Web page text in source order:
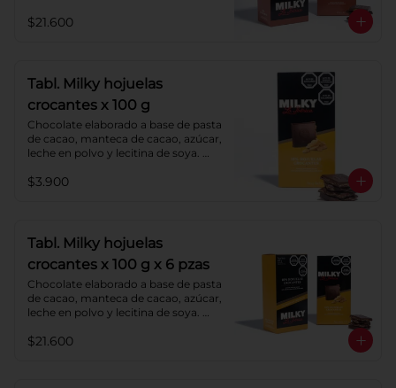
cacao: 40%.
$21.600
Tabl. Milky hojuelas
crocantes x 100 g
Chocolate elaborado a base de pasta
de cacao, manteca de cacao, azúcar,
leche en polvo y lecitina de soya.
Porcentaje de cacao: 40%.
$3.900
Tabl. Milky hojuelas
crocantes x 100 g x 6 pzas
Chocolate elaborado a base de pasta
de cacao, manteca de cacao, azúcar,
leche en polvo y lecitina de soya.
Porcentaje de cacao: 40%.
$21.600